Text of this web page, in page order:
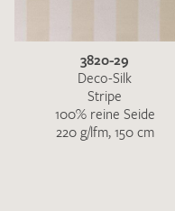
3820-29
Deco-Silk
Stripe
100% reine Seide
220 g/lfm, 150 cm